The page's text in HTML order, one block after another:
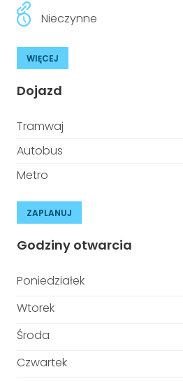
Nieczynne
WIĘCEJ
Dojazd
Tramwaj
Autobus
Metro
ZAPLANUJ
Godziny otwarcia
Poniedziałek
Wtorek
Środa
Czwartek